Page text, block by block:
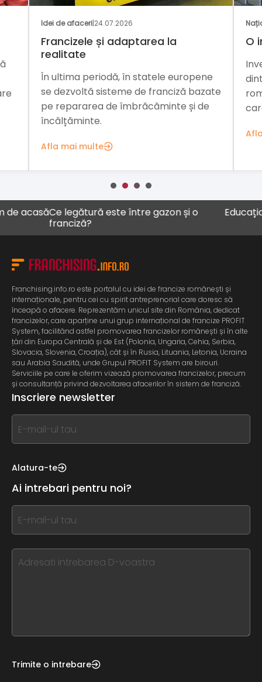
Idei de afaceri|24.07.2026
Francizele și adaptarea la
realitate
În ultima periodă, în statele europene
se dezvoltă sisteme de franciză bazate
pe repararea de îmbrăcăminte și de
încălțăminte.
Afla mai multe
O
Ce legătură este între gazon și o
franciză?
Educația ca
Franchising.info.ro este portalul cu idei de francize românești și
internaționale, pentru cei cu spirit antreprenorial care doresc să
înceapă o afacere. Reprezentăm unicul site din România, dedicat
francizelor, care aparține unui grup internațional de francize PROFIT
System, facilitând astfel promovarea francizelor românești și în alte
țări din Europa Centrală și de Est (Polonia, Ungaria, Cehia, Serbia,
Slovacia, Slovenia, Croația), cât și în Rusia, Lituania, Letonia, Ucraina
sau Arabia Saudită, unde Grupul PROFIT System are birouri.
Serviciile pe care le oferim vizează promovarea francizelor, precum
și consultanță privind dezvoltarea afacerilor în sistem de franciză.
Inscriere newsletter
If
you
this,
this
form
field
blank
Alatura-te
Ai intrebari pentru noi?
If
you
this,
Trimite o intrebare